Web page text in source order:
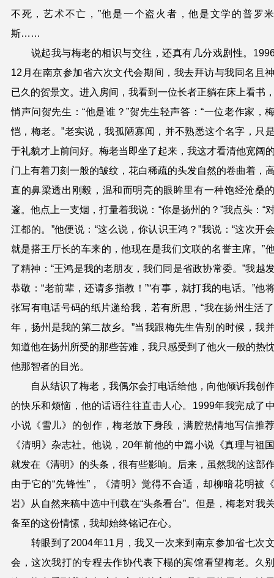
不死，艺术不亡，”他是一个盗火者，他是文学的普罗
斯……
说起我与梅老的相识与交往，还真有几分戏剧性。
12月在南京参加省六次文代会期间，我去拜访与我同名且
已久的贺景文。进入房间，我看到一位长者正躺在床上看书
悄声问贺先生：“他是谁？”贺先生轻声答：“一位老作家，
恺 ， 梅老。”老实说，我孤陋寡闻，并不熟悉这个名字，只
于礼貌才上前问好。 梅老当即坐了起来，我这才看清他宽阔
门上有着刀刻一般的皱纹，花白稀疏的头发自然的卷曲着，
直的鼻梁透出刚毅，温和而明亮的眼眸里有一种饱经沧桑
邃。他点上一支烟，打量着我说 ：“你是扬州的？”我点头：“
江都的。”他便说：“这么说，你认识王鸿？”我说：“这次开
就是搭王厅长的车来的，他现在是我们文联的名誉主席。”
了精神：“王鸿是我的老朋友，我们同是省政协常委。”我越
恭敬：“老前辈，还请多指教！”“有事，就打我的电话。”他
张写有电话号码的纸片递给我，若有所思，“我在扬州生活
年，扬州是我的第二故乡。”当我跟梅先生告别的时候 ，我
知道他在扬州所受的那些苦难，我只感受到了他火一般的热
他那智者的目光。
自从结识了梅老，我偶尔会打电话给他，向他倾诉我创
的快乐和烦恼，他的话语往往直击人心。1999年我完成了
小说《雪儿》的创作，梅老放下身段，满腔热情地写信推
《清明》杂志社。他说，20年前他的中篇小说《真理与祖
就发在《清明》的头条，很有些影响。后来，虽然我的这部
由于它的“先锋性”，《清明》觉得不合适，却柳暗花明被
岩》从自然来稿中选中刊载在“头条看台”。但是， 梅老对我
备至的这份情愫，我却始终铭记在心。
转眼到了2004年11月，我又一次来到南京参加省七次
会，这次我打的专程去作协代表下榻的宾馆看望梅老。久